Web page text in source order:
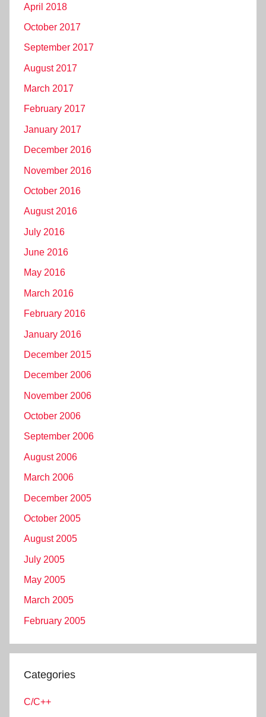
April 2018
October 2017
September 2017
August 2017
March 2017
February 2017
January 2017
December 2016
November 2016
October 2016
August 2016
July 2016
June 2016
May 2016
March 2016
February 2016
January 2016
December 2015
December 2006
November 2006
October 2006
September 2006
August 2006
March 2006
December 2005
October 2005
August 2005
July 2005
May 2005
March 2005
February 2005
Categories
C/C++